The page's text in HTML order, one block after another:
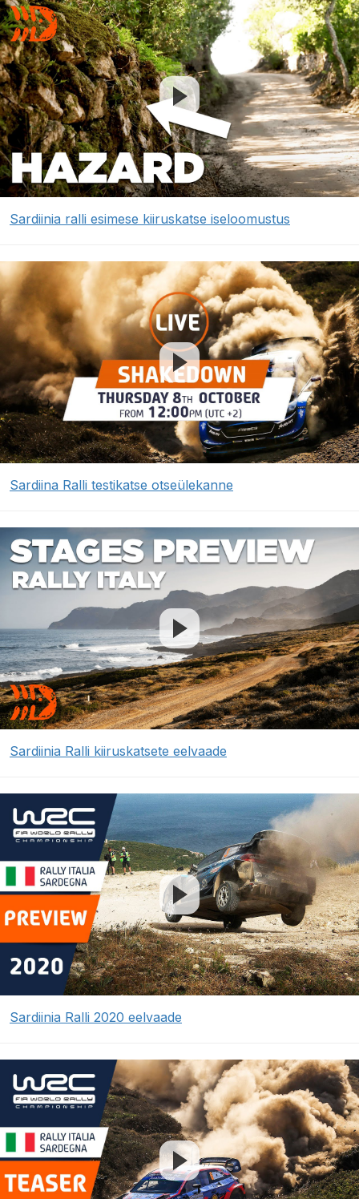
Sardiinia ralli esimese kiiruskatse iseloomustus
Sardiina Ralli testikatse otseülekanne
Sardiinia Ralli kiiruskatsete eelvaade
Sardiinia Ralli 2020 eelvaade